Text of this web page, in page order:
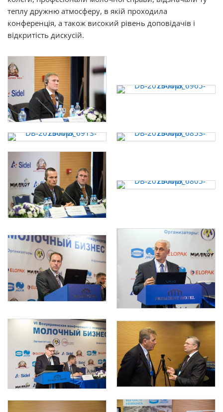
теплу дружню атмосферу, в якій проходила
конференція, а також високий рівень доповідачів і
відкритість дискусій.